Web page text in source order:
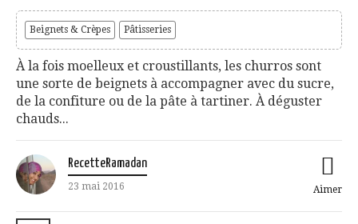
Beignets & Crèpes Pâtisseries
À la fois moelleux et croustillants, les churros sont
une sorte de beignets à accompagner avec du sucre,
de la confiture ou de la pâte à tartiner. À déguster
chauds...
RecetteRamadan
23 mai 2016 Aimer